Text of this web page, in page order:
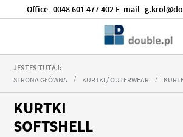
Office 0048 601 477 402 E-mail
JESTEŚ TUTAJ:
STRONA GŁÓWNA
KURTKI / OUTERWEAR
KURTKI
SOFTSHELL